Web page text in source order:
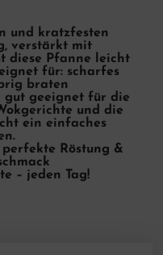
und kratzfesten
verstärkt mit
diese Pfanne leicht
für: scharfes
braten
gut geeignet für die
und die
ein einfaches
Röstung &
– jeden Tag!